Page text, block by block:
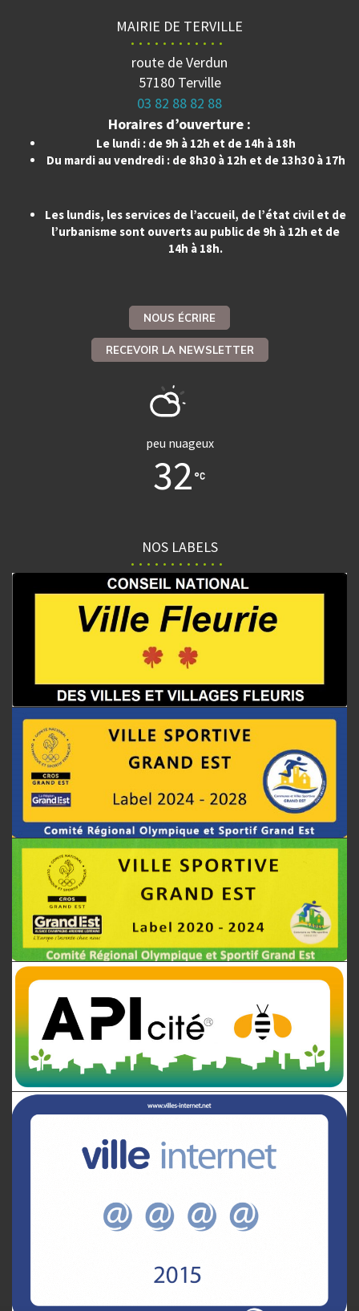
MAIRIE DE TERVILLE
route de Verdun
57180 Terville
03 82 88 82 88
Horaires d’ouverture :
Le lundi : de 9h à 12h et de 14h à 18h
Du mardi au vendredi : de 8h30 à 12h et de 13h30 à 17h
Les lundis, les services de l’accueil, de l’état civil et de
l’urbanisme sont ouverts au public de 9h à 12h et de
14h à 18h.
NOUS ÉCRIRE
RECEVOIR LA NEWSLETTER
32
peu nuageux
NOS LABELS